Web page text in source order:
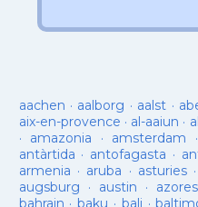
aachen · aalborg · aalst ·
aix-en-provence · al-aaiun ·
· amazonia · amsterdam ·
antàrtida · antofagasta ·
armenia · aruba · asturies·
augsburg · austin · azores
bahrain ·baku · bali ·